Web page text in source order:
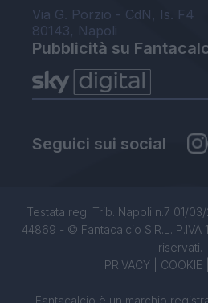
Via G. Porzio - CdN, Is. F4
80143, Napoli
Pubblicità su
Seguici sui social
Testata reg. Trib. Napoli n.7 01/
44869 - © Fantacalcio S.R.L. P.IVA
riservati.
PRIVACY| COOKIE
Fantacalcio è un marchio